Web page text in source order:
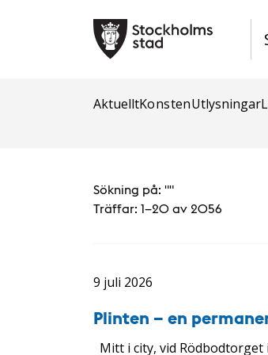
AktuelltKonstenUtlysningar
Sökning på: ""
Träffar: 1–20 av 2056
9 juli 2026
Plinten – en
Mitt i city, vid